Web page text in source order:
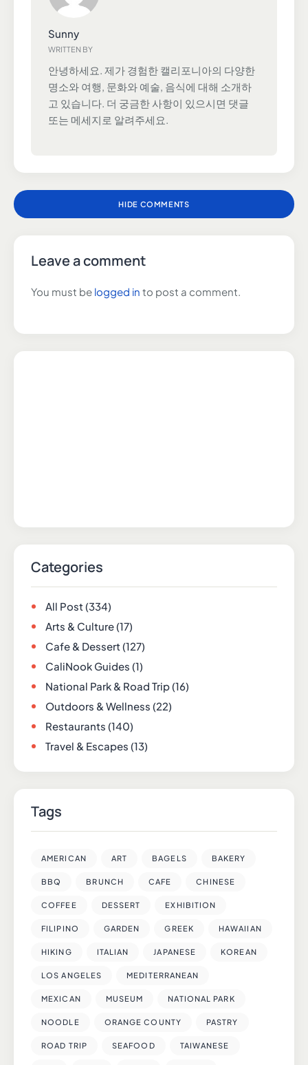
WRITTEN BY
Sunny
안녕하세요. 제가 경험한 캘리포니아의 다양한
명소와 여행, 문화와 예술, 음식에 대해 소개하
고 있습니다. 더 궁금한 사항이 있으시면 댓글
또는 메세지로 알려주세요.
HIDE COMMENTS
Leave a comment
You must be logged in to post a comment.
Categories
All Post(334)
Arts & Culture(17)
Cafe & Dessert(127)
CaliNook Guides (1)
National Park & Road Trip(16)
Outdoors & Wellness (22)
Restaurants (140)
Travel & Escapes (13)
Tags
AMERICAN ART BAGELS BAKERY
BBQ BRUNCH CAFE CHINESE
COFFEE DESSERT EXHIBITION
FILIPINO GARDEN GREEK HAWAIIAN
HIKING ITALIAN JAPANESE KOREAN
LOS ANGELES MEDITERRANEAN
MEXICAN MUSEUM NATIONAL PARK
NOODLE ORANGE COUNTY PASTRY
ROAD TRIP SEAFOOD TAIWANESE